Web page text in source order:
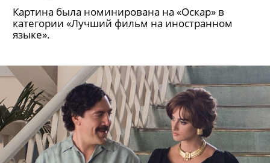
Картина была номинирована на «Оскар» в
категории «Лучший фильм на иностранном
языке».